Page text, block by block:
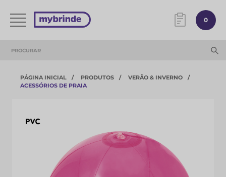
0
PÁGINA INICIAL PRODUTOS
VERÃO & INVERNO
ACESSÓRIOS DE PRAIA